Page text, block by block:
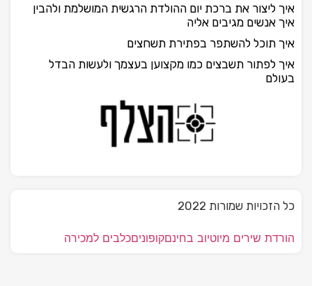
איך ליצור את ברכת יום ההולדת הרגשית המושלמת ולהבין
איך אנשים מגיבים אליה
איך תוכל להשתפר בפתירת תשחצים
איך לפתור תשבצים כמו מקצוען בעצמך ולעשות הבדל
בעולם
כל הזכויות שמורות 2022
הורדת שירים מיוטיוב בחינםקופוניםכלבים למכירה